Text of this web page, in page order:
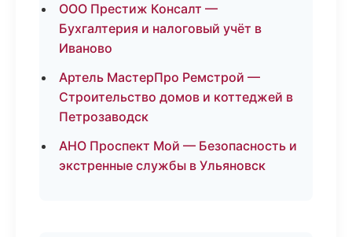
ООО Престиж Консалт —
Бухгалтерия и налоговый учёт в
Иваново
Артель МастерПро Ремстрой —
Строительство домов и коттеджей в
Петрозаводск
АНО Проспект Мой — Безопасность и
экстренные службы в Ульяновск